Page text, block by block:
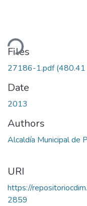
Files
27186-1.pdf(480.41
Date
2013
Authors
Alcaldía Municipal de
URI
https://
2859